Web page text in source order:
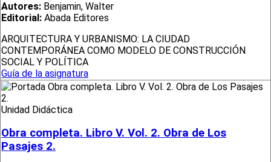
Autores: Benjamin, Walter
Editorial: Abada Editores
ARQUITECTURA Y URBANISMO: LA CIUDAD
CONTEMPORÁNEA COMO MODELO DE CONSTRUCCIÓN
SOCIAL Y POLÍTICA
Guía de la asignatura
Unidad Didáctica
Obra completa. Libro V. Vol. 2. Obra de Los
Pasajes 2.